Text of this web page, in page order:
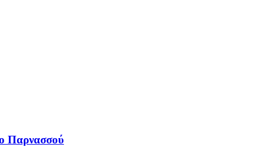
Παρνασσού